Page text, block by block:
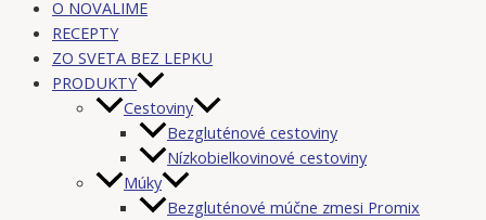
O NOVALIME
RECEPTY
ZO SVETA BEZ LEPKU
PRODUKTY
Cestoviny
Bezgluténové cestoviny
Nízkobielkovinové cestoviny
Múky
Bezgluténové múčne zmesi Promix